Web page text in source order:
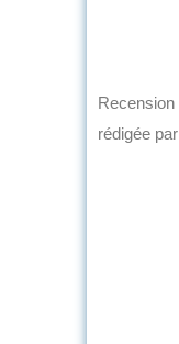
Recension
rédigée par